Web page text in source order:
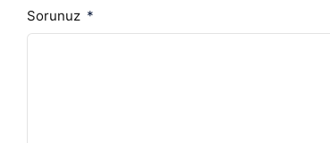
Sorunuz